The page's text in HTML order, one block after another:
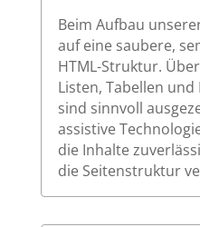
Beim Aufbau
auf eine saubere,
HTML-Struktur.
Listen, Tabellen
sind sinnvoll
assistive
die Inhalte
die Seitenstruktur